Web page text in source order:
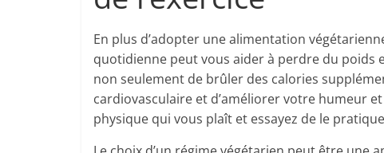
En plus d’adopter une alimentation
quotidienne peut vous aider à perdre du poids
non seulement de brûler des calories
cardiovasculaire et d’améliorer votre humeur
physique qui vous plaît et essayez de le